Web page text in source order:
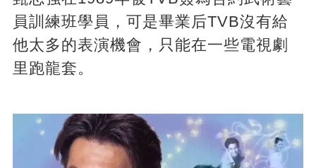
員訓練班學員，可是畢業后TVB沒有給
他太多的表演機會，只能在一些電視劇
里跑龍套。